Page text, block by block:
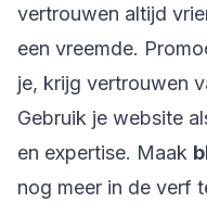
vertrouwen altijd
een vreemde.
je, krijg vertrouwen
Gebruik je website
en expertise. Maak
nog meer in de verf